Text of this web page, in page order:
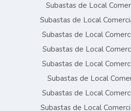
Subastas de Local
Subastas de Local
Subastas de Local
Subastas de Local
Subastas de Local
Subastas de Local
Subastas de Local
Subastas de Local